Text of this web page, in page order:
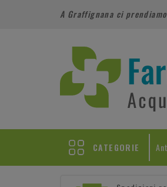
A Graffignana ci
CATEGORIE